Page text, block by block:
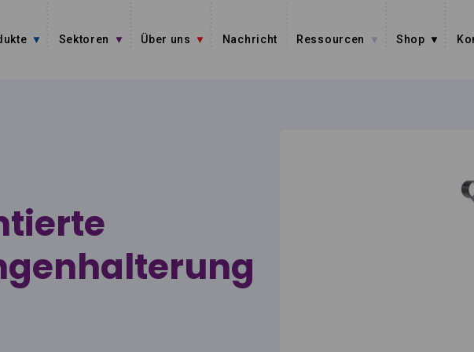
Sektoren Über uns Nachricht Ressourcen Shop